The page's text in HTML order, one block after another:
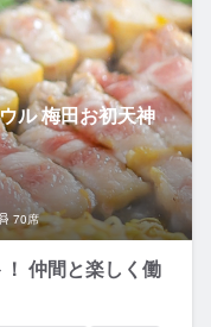
ル 梅田お初天神
70席
仲間と楽しく働